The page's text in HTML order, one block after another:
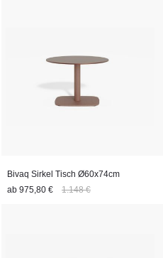
Bivaq Sirkel Tisch Ø60x74cm
ab 975,80 € 1.148 €